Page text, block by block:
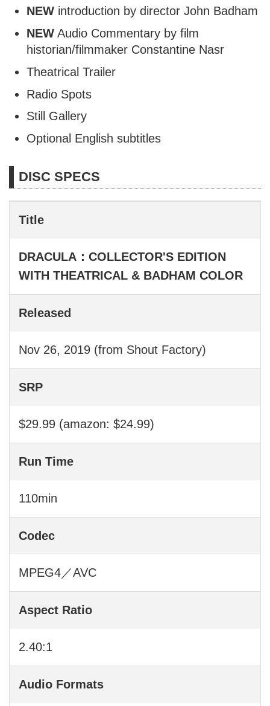
NEW introduction by director John Badham
NEW Audio Commentary by film
historian/filmmaker Constantine Nasr
Theatrical Trailer
Radio Spots
Still Gallery
Optional English subtitles
DISC SPECS
Title
DRACULA：COLLECTOR'S EDITION
WITH THEATRICAL & BADHAM COLOR
Released
Nov 26, 2019 (from Shout Factory)
SRP
$29.99 (amazon: $24.99)
Run Time
110min
Codec
MPEG4／AVC
Aspect Ratio
2.40:1
Audio Formats